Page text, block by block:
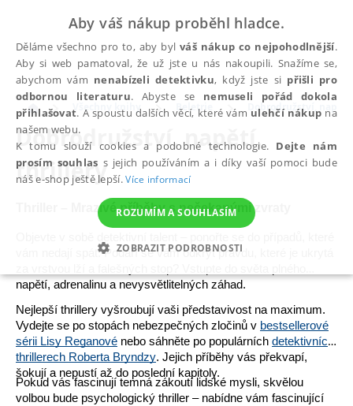
Všechny knihy Beletrie Dobrodružství,
Dobrodružství, napětí,
thrillery
– Mrazivé příběhy s nečekanými zvraty
vám nedají spát. Podaří se vám odkrýt pravdu, které je ukrytá
napětí, adrenalinu a nevysvětlitelných záhad.
Nejlepší thrillery vyšroubují vaši představivost na maximum.
Vydejte se po stopách nebezpečných zločinů v bestsellerové
sérii Lisy Reganové nebo sáhněte po populárních detektivních
thrillerech Roberta Bryndzy. Jejich příběhy vás překvapí,
šokují a nepustí až do poslední kapitoly.
Pokud vás fascinují temná zákoutí lidské mysli, skvělou
volbou bude psychologický thriller – nabídne vám fascinující
Aby váš nákup proběhl hladce.
Děláme všechno pro to, aby bylváš nákup co nejpohodlnější.
Aby si web pamatoval, že už jste u nás nakoupili. Snažíme se,
abychom vám nenabízeli detektivku, když jste si přišli pro
odbornou literaturu. Abyste se nemuseli pořád dokola
přihlašovat. A spoustu dalších věcí, které vám ulehčí nákup na
našem webu.
K tomu slouží cookies a podobné technologie. Dejte nám
prosím souhlas s jejich používáním a i díky vaší pomoci bude
náš e-shop ještě lepší.Více informací
ROZUMÍM A SOUHLASÍM
ZOBRAZIT PODROBNOSTI
NEZBYTNÉ ANALYTICKÉ MARKETINGOVÉ
FUNKČNÍ NEZAŘAZENÉ SOUBORY
Nezbytné Analytické Marketingové
Funkční
Nezařazené soubory